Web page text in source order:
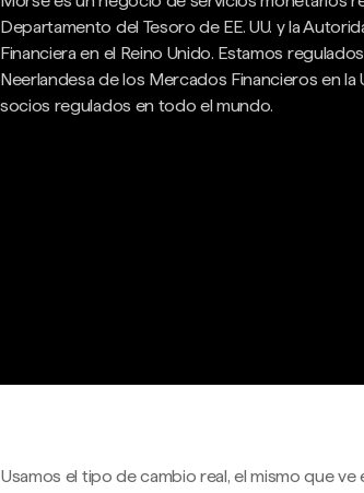
Departamento del Tesoro de EE. UU. y la
Financiera en el Reino Unido. Estamos
Neerlandesa de los Mercados Financieros en la
socios regulados en todo el mundo.
Usamos el tipo de cambio real, el mismo que